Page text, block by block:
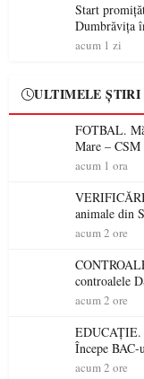
Start
Dumbrăvița
acum 1 zi
ULTIMELE ȘTIRI
FOTBAL.
Mare – CSM
pentru
acum 1 ora
animale din
gospodăriile
acum 2 ore
controalele
sancționate
acum 2 ore
EDUCAȚIE.
Începe BAC-
acum 2 ore